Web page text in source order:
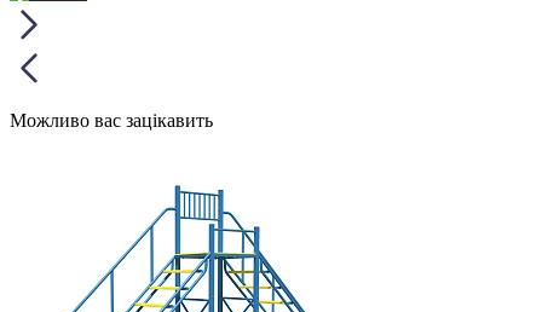
Можливо вас зацікавить